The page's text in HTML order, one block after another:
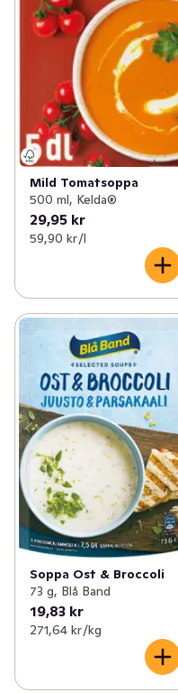
Mild Tomatsoppa
500 ml, Kelda®
29,95 kr
59,90 kr /l
Soppa Ost & Broccoli
73 g, Blå Band
19,83 kr
271,64 kr /kg